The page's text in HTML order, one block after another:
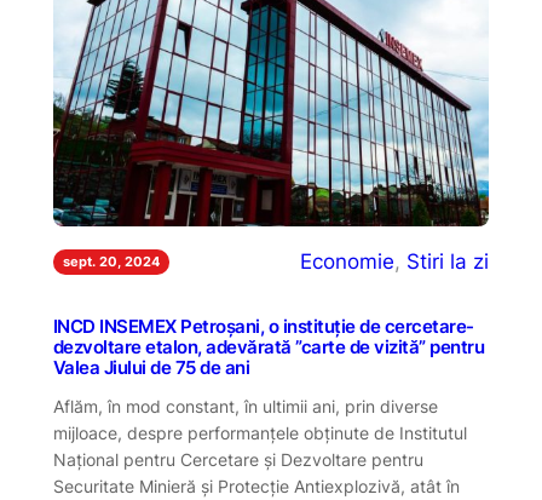
sept. 20, 2024 Economie, Stiri la zi
INCD INSEMEX Petroșani, o instituție de cercetare-
dezvoltare etalon, adevărată ”carte de vizită” pentru
Valea Jiului de 75 de ani
Aflăm, în mod constant, în ultimii ani, prin diverse
mijloace, despre performanțele obținute de Institutul
Național pentru Cercetare și Dezvoltare pentru
Securitate Minieră și Protecție Antiexplozivă, atât în